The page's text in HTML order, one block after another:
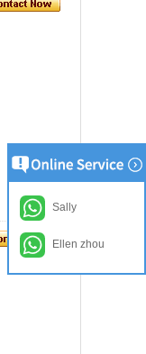
Sally
Ellen zhou